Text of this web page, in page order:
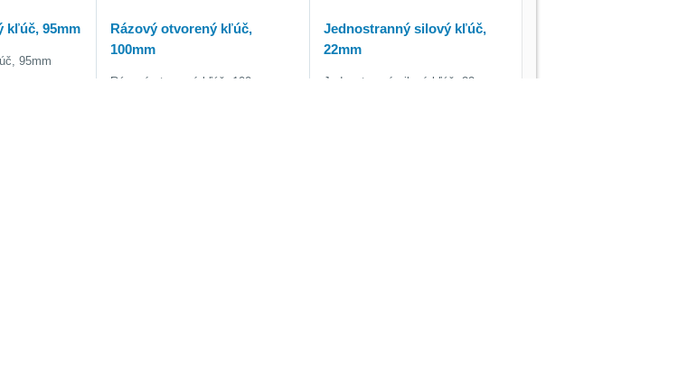
kľúč, 95mm
95mm
Rázový otvorený kľúč,
100mm
Rázový otvorený kľúč, 100mm
Jednostranný silový kľúč,
22mm
Jednostranný silový kľúč, 22mm